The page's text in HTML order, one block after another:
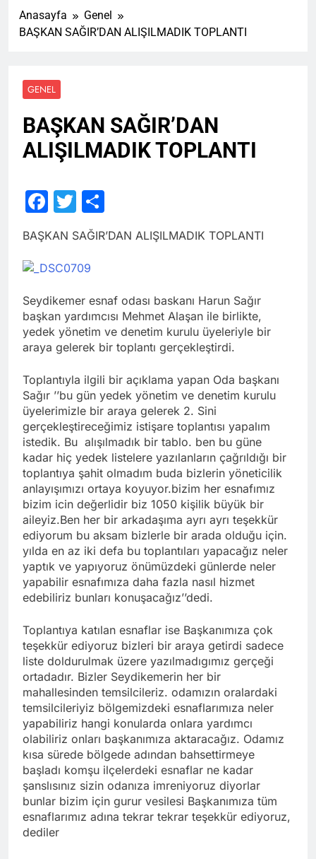
Anasayfa
Genel
BAŞKAN SAĞIR’DAN ALIŞILMADIK TOPLANTI
GENEL
BAŞKAN SAĞIR’DAN
ALIŞILMADIK TOPLANTI
Facebook
Twitter
BAŞKAN SAĞIR’DAN ALIŞILMADIK TOPLANTI
Seydikemer esnaf odası baskanı Harun Sağır
başkan yardımcısı Mehmet Alaşan ile birlikte,
yedek yönetim ve denetim kurulu üyeleriyle bir
araya gelerek bir toplantı gerçekleştirdi.
Toplantıyla ilgili bir açıklama yapan Oda başkanı
Sağır ’’bu gün yedek yönetim ve denetim kurulu
üyelerimizle bir araya gelerek 2. Sini
gerçekleştireceğimiz istişare toplantısı yapalım
istedik. Bu alışılmadık bir tablo. ben bu güne
kadar hiç yedek listelere yazılanların çağrıldığı bir
toplantıya şahit olmadım buda bizlerin yöneticilik
anlayışımızı ortaya koyuyor.bizim her esnafımız
bizim icin değerlidir biz 1050 kişilik büyük bir
aileyiz.Ben her bir arkadaşıma ayrı ayrı teşekkür
ediyorum bu aksam bizlerle bir arada olduğu için.
yılda en az iki defa bu toplantıları yapacağız neler
yaptık ve yapıyoruz önümüzdeki günlerde neler
yapabilir esnafımıza daha fazla nasıl hizmet
edebiliriz bunları konuşacağız’’dedi.
Toplantıya katılan esnaflar ise Başkanımıza çok
teşekkür ediyoruz bizleri bir araya getirdi sadece
liste doldurulmak üzere yazılmadıgımız gerçeği
ortadadır. Bizler Seydikemerin her bir
mahallesinden temsilcileriz. odamızın oralardaki
temsilcileriyiz bölgemizdeki esnaflarımıza neler
yapabiliriz hangi konularda onlara yardımcı
olabiliriz onları başkanımıza aktaracağız. Odamız
kısa sürede bölgede adından bahsettirmeye
başladı komşu ilçelerdeki esnaflar ne kadar
şanslısınız sizin odanıza imreniyoruz diyorlar
bunlar bizim için gurur vesilesi Başkanımıza tüm
esnaflarımız adına tekrar tekrar teşekkür ediyoruz,
dediler